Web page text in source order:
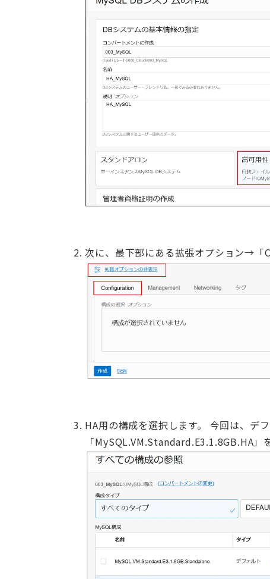
次に、最下部にある拡張オプション→「
HA用の構成を選択します。 今回は、デ
「MySQL.VM.Standard.E3.1.8GB.HA」